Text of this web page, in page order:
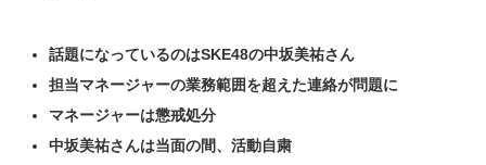
話題になっているのはSKE48の中坂美祐さん
担当マネージャーの業務範囲を超えた連絡が問題に
マネージャーは懲戒処分
中坂美祐さんは当面の間、活動自粛